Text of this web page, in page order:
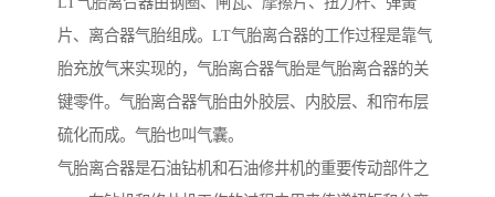
片、离合器气胎组成。LT气胎离合器的工作过程是靠气
胎充放气来实现的，气胎离合器气胎是气胎离合器的关
键零件。气胎离合器气胎由外胶层、内胶层、和帘布层
硫化而成。气胎也叫气囊。
气胎离合器是石油钻机和石油修井机的重要传动部件之